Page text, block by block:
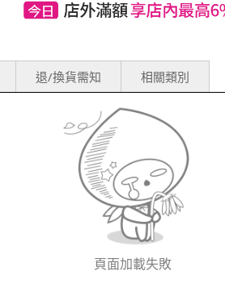
退/換貨需知 相關類別
頁面加載失敗